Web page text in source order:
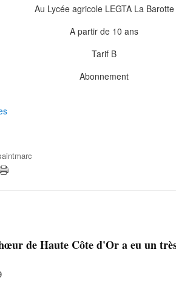
Au Lycée agricole LEGTA La Barotte
A partir de 10 ans
Tarif B
Abonnement
de Haute Côte d'Or a eu un